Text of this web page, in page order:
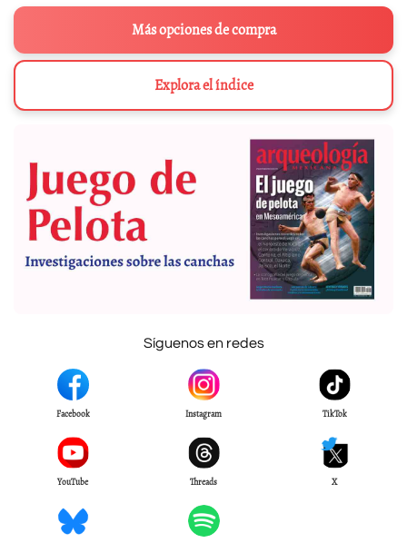
Más opciones de compra
Explora el índice
Síguenos en redes
Facebook Instagram TikTok
YouTube Threads X